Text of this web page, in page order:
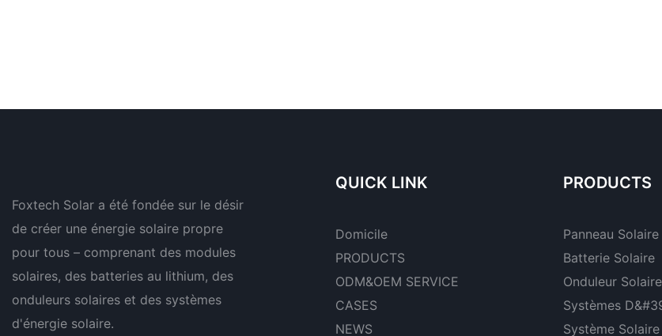
Foxtech Solar a été fondée sur le désir
de créer une énergie solaire propre
pour tous – comprenant des modules
solaires, des batteries au lithium, des
onduleurs solaires et des systèmes
d'énergie solaire.
QUICK LINK
Domicile
PRODUCTS
ODM&OEM SERVICE
CASES
NEWS
PRODUCTS
Panneau Solaire
Batterie Solaire
Onduleur Solaire
Systèmes
Système